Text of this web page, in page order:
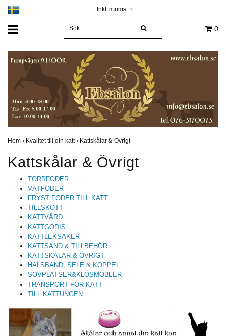
Inkl. moms ▾
0
Hem › Kvalitet till din katt› Kattskålar & Övrigt
Kattskålar & Övrigt
TORRFODER
VÅTFODER
FRYST FODER TILL KATT
TILLSKOTT
KATTVÅRD
KATTGODIS
KATTLEKSAKER
KATTSAND & TILLBEHÖR
KATTSKÅLAR & ÖVRIGT
HALSBAND, SELE & KOPPEL
SOVPLATSER&KLÖSMÖBLER
TRANSPORT FÖR KATT
TILL KATTUNGEN